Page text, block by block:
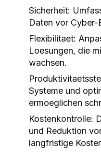
Sicherheit:
Daten vor Cyber-
Flexibilitaet:
Loesungen, die
wachsen.
Systeme und
ermoeglichen
Kostenkontrolle:
und Reduktion
langfristige